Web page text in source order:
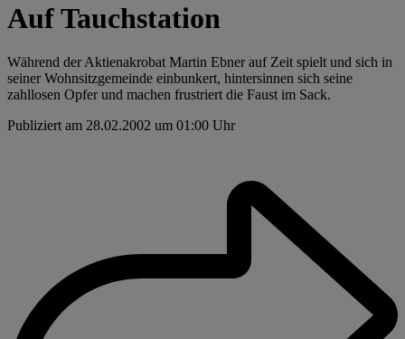
Auf Tauchstation
Während der Aktienakrobat Martin Ebner auf Zeit spielt und sich in
seiner Wohnsitzgemeinde einbunkert, hintersinnen sich seine
zahllosen Opfer und machen frustriert die Faust im Sack.
Publiziert am 28.02.2002 um 01:00 Uhr